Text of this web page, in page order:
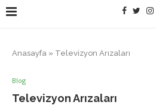
Anasayfa » Televizyon Arızaları
Blog
Televizyon Arızaları